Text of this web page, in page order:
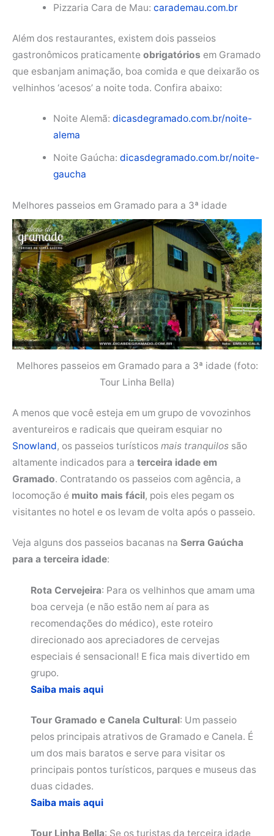
Pizzaria Cara de Mau: carademau.com.br
Além dos restaurantes, existem dois passeios
gastronômicos praticamente obrigatórios em Gramado
que esbanjam animação, boa comida e que deixarão os
velhinhos ‘acesos’ a noite toda. Confira abaixo:
Noite Alemã: dicasdegramado.com.br/noite-
alema
Noite Gaúcha: dicasdegramado.com.br/noite-
gaucha
Melhores passeios em Gramado para a 3ª idade
Melhores passeios em Gramado para a 3ª idade (foto:
Tour Linha Bella)
A menos que você esteja em um grupo de vovozinhos
aventureiros e radicais que queiram esquiar no
Snowland, os passeios turísticos mais tranquilos são
altamente indicados para a terceira idade em
Gramado. Contratando os passeios com agência, a
locomoção é muito mais fácil, pois eles pegam os
visitantes no hotel e os levam de volta após o passeio.
Veja alguns dos passeios bacanas na Serra Gaúcha
para a terceira idade:
Rota Cervejeira: Para os velhinhos que amam uma
boa cerveja (e não estão nem aí para as
recomendações do médico), este roteiro
direcionado aos apreciadores de cervejas
especiais é sensacional! E fica mais divertido em
grupo.
Saiba mais aqui
Tour Gramado e Canela Cultural: Um passeio
pelos principais atrativos de Gramado e Canela. É
um dos mais baratos e serve para visitar os
principais pontos turísticos, parques e museus das
duas cidades.
Saiba mais aqui
Tour Linha Bella: Se os turistas da terceira idade